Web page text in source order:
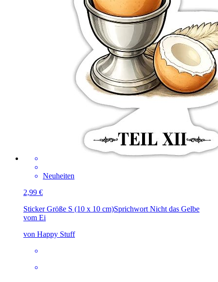
Neuheiten
2,99 €
Sticker Größe S (10 x 10 cm)Sprichwort Nicht das Gelbe
vom Ei
von Happy Stuff